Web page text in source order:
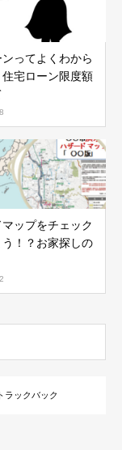
ってよくわから
住宅ローン限度額
ップをチェック
う！？お家探しの
ラックバック